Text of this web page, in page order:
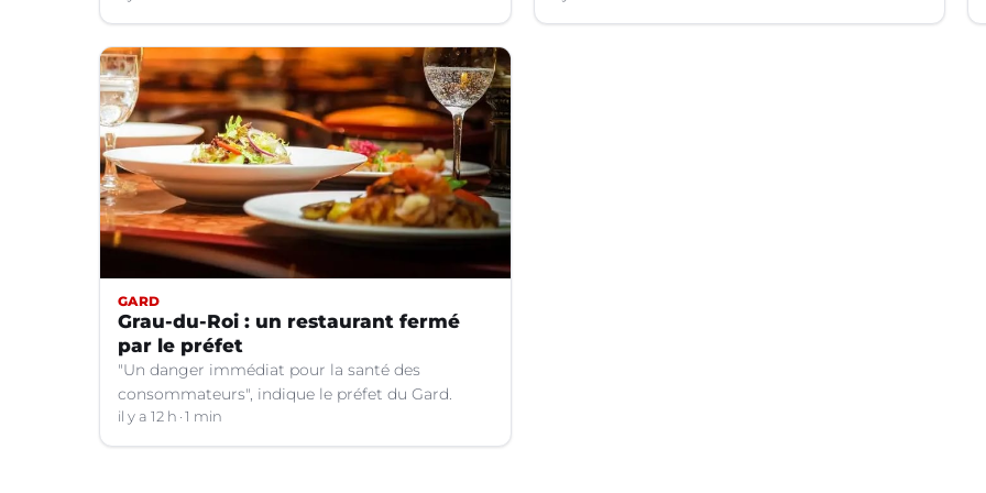
GARD
Grau-du-Roi : un restaurant fermé
par le préfet
"Un danger immédiat pour la santé des
consommateurs", indique le préfet du Gard.
il y a 12 h 1 min